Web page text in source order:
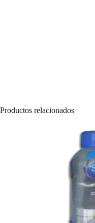
Productos relacionados